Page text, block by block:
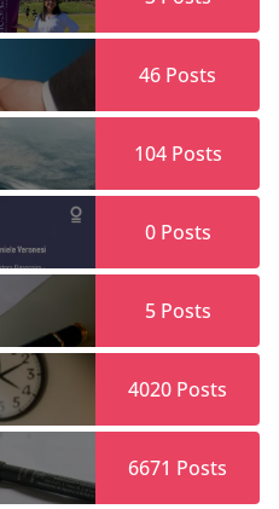
46 Posts
104Posts
0Posts
5Posts
4020 Posts
6671 Posts